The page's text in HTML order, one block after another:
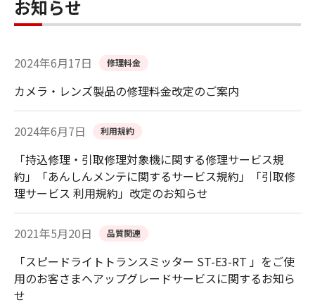
お知らせ
2024年6月17日 修理料金
カメラ・レンズ製品の修理料金改定のご案内
2024年6月7日 利用規約
「持込修理・引取修理対象機に関する修理サービス規
約」「あんしんメンテに関するサービス規約」「引取修
理サービス 利用規約」改定のお知らせ
2021年5月20日 品質関連
「スピードライトトランスミッター ST-E3-RT 」をご使
用のお客さまへアップグレードサービスに関するお知ら
せ